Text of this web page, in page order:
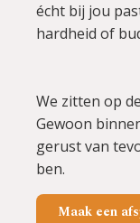
écht bij jou
hardheid of
We zitten op
Gewoon
gerust van
ben.
Maak een